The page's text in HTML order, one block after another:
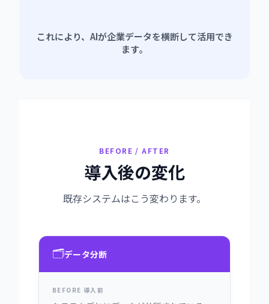
これにより、AIが企業データを横断して活用でき
ます。
BEFORE / AFTER
導入後の変化
既存システムはこう変わります。
🗂️データ分断
BEFORE 導入前